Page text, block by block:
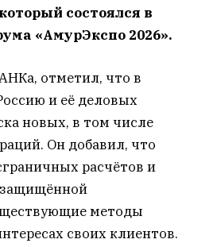
состоялся в
«АмурЭкспо 2026».
отметил, что в
и её деловых
новых, в том числе
Он добавил, что
расчётов и
защищённой
методы
своих клиентов.